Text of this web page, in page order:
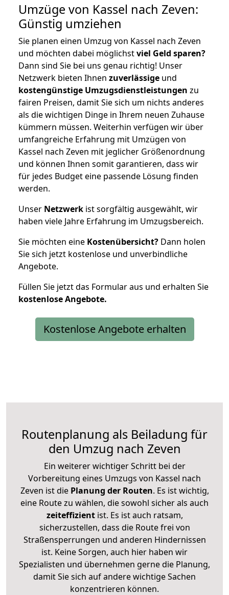
Umzüge von Kassel nach Zeven:
Günstig umziehen
Sie planen einen Umzug von Kassel nach Zeven
und möchten dabei möglichstviel Geld sparen?
Dann sind Sie bei uns genau richtig! Unser
Netzwerk bieten Ihnen zuverlässige und
kostengünstige Umzugsdienstleistungen zu
fairen Preisen, damit Sie sich um nichts anderes
als die wichtigen Dinge in Ihrem neuen Zuhause
kümmern müssen. Weiterhin verfügen wir über
umfangreiche Erfahrung mit Umzügen von
Kassel nach Zeven mit jeglicher Größenordnung
und können Ihnen somit garantieren, dass wir
für jedes Budget eine passende Lösung finden
werden.
Unser Netzwerk ist sorgfältig ausgewählt, wir
haben viele Jahre Erfahrung im Umzugsbereich.
Sie möchten eine Kostenübersicht? Dann holen
Sie sich jetzt kostenlose und unverbindliche
Angebote.
Füllen Sie jetzt das Formular aus und erhalten Sie
kostenloseAngebote.
Kostenlose Angebote erhalten
Routenplanung als Beiladung für
den Umzug nach Zeven
Ein weiterer wichtiger Schritt bei der
Vorbereitung eines Umzugs von Kassel nach
Zeven ist diePlanung der Routen. Es ist wichtig,
eine Route zu wählen, die sowohl sicher als auch
zeiteffizientist. Es ist auch ratsam,
sicherzustellen, dass die Route frei von
Straßensperrungen und anderen Hindernissen
ist. Keine Sorgen, auch hier haben wir
Spezialisten und übernehmen gerne die Planung,
damit Sie sich auf andere wichtige Sachen
konzentrieren können.